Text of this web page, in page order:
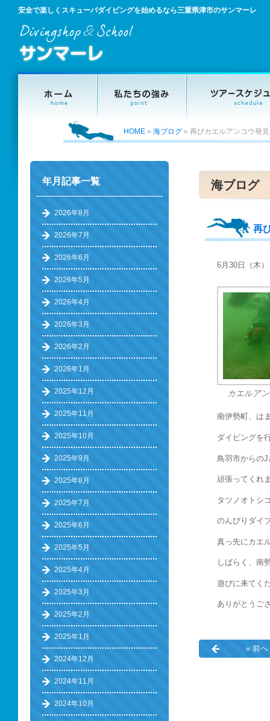
安全で楽しくスキューバダイビングを始めるなら三重県津市のサンマーレ
HOME » 海ブログ » 再びカエルアンコウ発
海ブログ
再
6月30日（木）
カエルア
南伊勢町、は
ダイビングを
鳥羽市からの
頑張ってくれ
タツノオトシ
のんびりダイ
真っ先にカエ
しばらく、南
遊びに来てく
ありがとうご
« 前へ
年月記事一覧
2026年8月
2026年7月
2026年6月
2026年5月
2026年4月
2026年3月
2026年2月
2026年1月
2025年12月
2025年11月
2025年10月
2025年9月
2025年8月
2025年7月
2025年6月
2025年5月
2025年4月
2025年3月
2025年2月
2025年1月
2024年12月
2024年11月
2024年10月